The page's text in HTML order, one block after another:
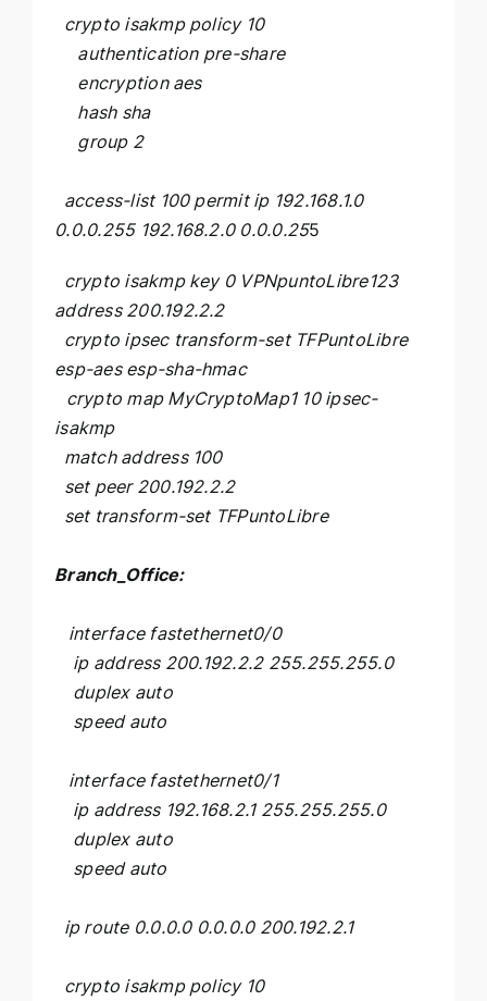
crypto isakmp policy 10
authentication pre-share
encryption aes
hash sha
group 2
access-list 100 permit ip 192.168.1.0
0.0.0.255 192.168.2.0 0.0.0.255
crypto isakmp key 0 VPNpuntoLibre123
address 200.192.2.2
crypto ipsec transform-set TFPuntoLibre
esp-aes esp-sha-hmac
crypto map MyCryptoMap1 10 ipsec-
isakmp
match address 100
set peer 200.192.2.2
set transform-set TFPuntoLibre
Branch_Office:
interface fastethernet0/0
ip address 200.192.2.2 255.255.255.0
duplex auto
speed auto
interface fastethernet0/1
ip address 192.168.2.1 255.255.255.0
duplex auto
speed auto
ip route 0.0.0.0 0.0.0.0 200.192.2.1
crypto isakmp policy 10